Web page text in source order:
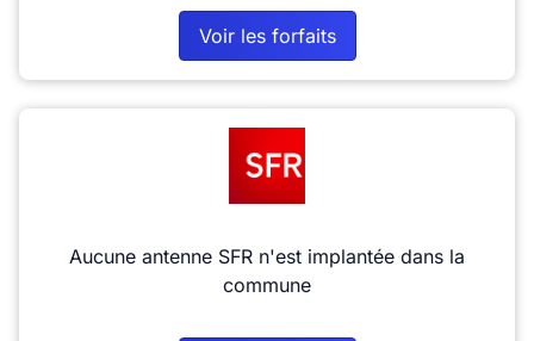
Voir les forfaits
Aucune antenne SFR n'est implantée dans la
commune